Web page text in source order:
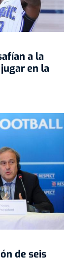
a la
en la
de seis